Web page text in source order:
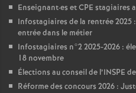
Enseignant·es etCPE stagiaires
Infostagiaires de la rentrée 2025
entrée dans le métier
Infostagiaires n°2 2025-2026 :
18 novembre
Élections au conseil de l’INSPE
Réforme des concours 2026 :